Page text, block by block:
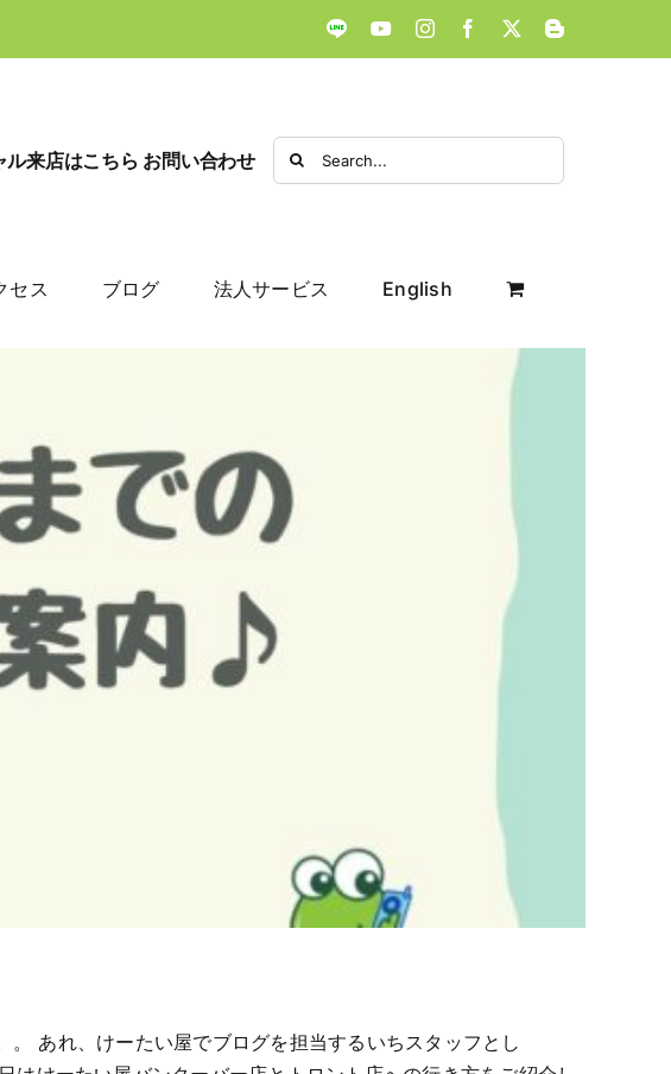
LINE YouTubeInstagramFacebook
X Blogger
ル来店はこちら お問い合わせ
Search
for:
セス ブログ 法人サービス English
あれ、けーたい屋でブログを担当するいちスタッフとし